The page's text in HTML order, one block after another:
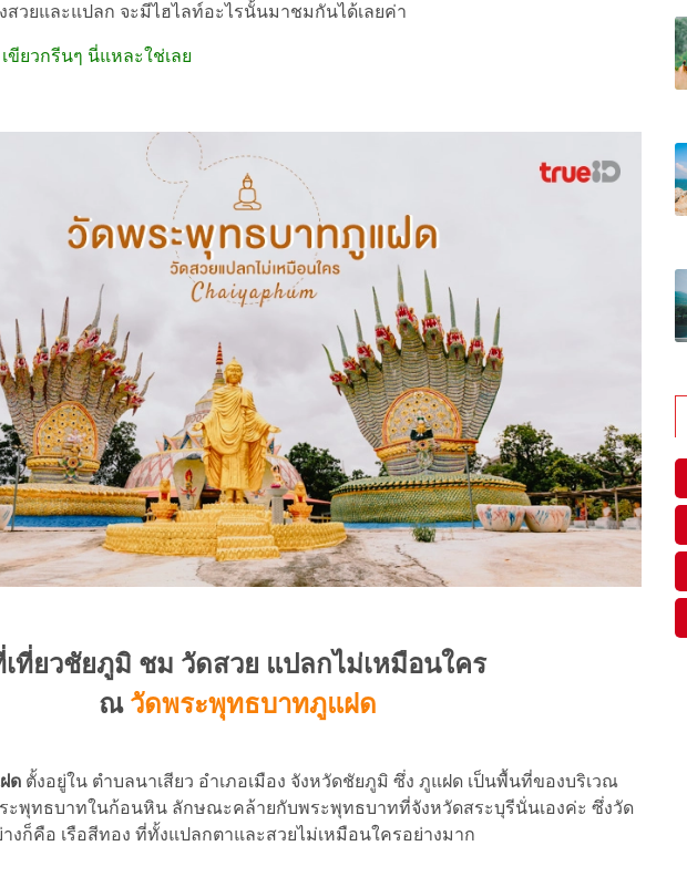
สวยและแปลก จะมีไฮไลท์อะไรนั้นมาชมกันได้เลยค่า
ขียวกรีนๆ นี่แหละใช่เลย
ที่ยวชัยภูมิ ชม วัดสวย แปลกไม่เหมือนใคร
ณ วัดพระพุทธบาทภูแฝด
ด ตั้งอยู่ใน ตำบลนาเสียว อำเภอเมือง จังหวัดชัยภูมิ ซึ่ง ภูแฝด เป็นพื้นที่ของบริเวณ
ระพุทธบาทในก้อนหิน ลักษณะคล้ายกับพระพุทธบาทที่จังหวัดสระบุรีนั่นเองค่ะ ซึ่งวัด
งก็คือ เรือสีทอง ที่ทั้งแปลกตาและสวยไม่เหมือนใครอย่างมาก